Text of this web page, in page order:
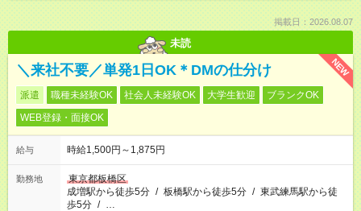
掲載日：2026.08.07
未読
NEW
＼来社不要／単発1日OK＊DMの仕分け
派遣 職種未経験OK 社会人未経験OK 大学生歓迎
ブランクOK
WEB登録・面接OK
給与 時給1,500円～1,875円
勤務地
東京都板橋区
成増駅から徒歩5分 / 板橋駅から徒歩5分 / 東武練馬駅から徒
歩5分 / …